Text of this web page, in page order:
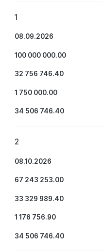
1
08.09.2026
100 000 000.00
32 756 746.40
1 750 000.00
34 506 746.40
2
08.10.2026
67 243 253.00
33 329 989.40
1 176 756.90
34 506 746.40